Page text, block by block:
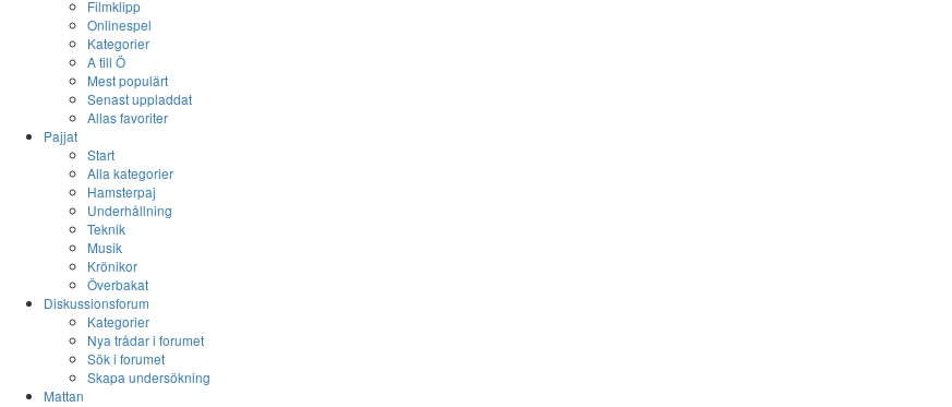
Filmklipp
Onlinespel
Kategorier
A till Ö
Mest populärt
Senast uppladdat
Allas favoriter
Pajjat
Start
Alla kategorier
Hamsterpaj
Underhållning
Teknik
Musik
Krönikor
Överbakat
Diskussionsforum
Kategorier
Nya trådar i forumet
Sök i forumet
Skapa undersökning
Mattan